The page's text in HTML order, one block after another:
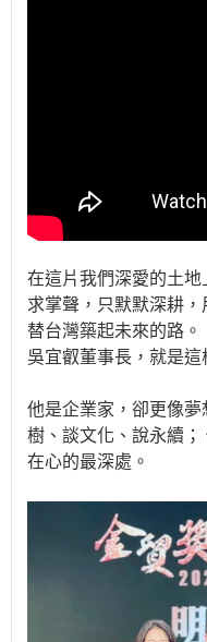
在這片我們深愛的土
求掌聲，只默默深耕，
替台灣築起未來的路。
吳宜叡董事長，就是這
他是企業家，卻更像
樹、談文化、說永續
在心的最深處。